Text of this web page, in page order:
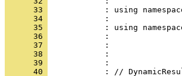
      33
      34
      35
      36
      37
      38
      39
      40